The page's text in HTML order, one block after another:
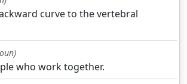
curve to the vertebral
who work together.